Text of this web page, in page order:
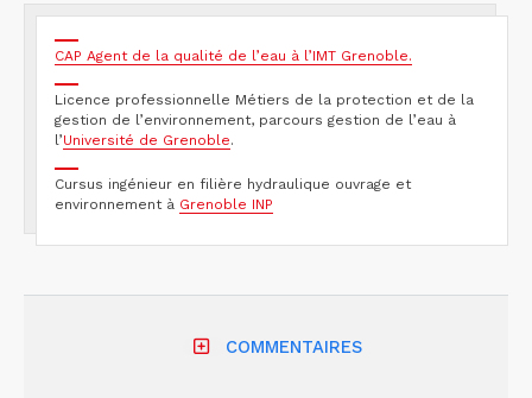
CAP Agent de la qualité de l’eau à l’IMT Grenoble.
Licence professionnelle Métiers de la protection et de la
gestion de l’environnement, parcours gestion de l’eau à
l’Université de Grenoble.
Cursus ingénieur en filière hydraulique ouvrage et
environnement à Grenoble INP
COMMENTAIRES